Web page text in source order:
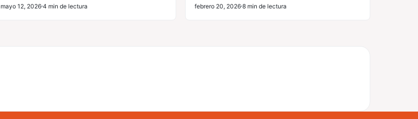
mayo 12, 2026 4 min de lectura febrero 20, 2026 8 min de lectura